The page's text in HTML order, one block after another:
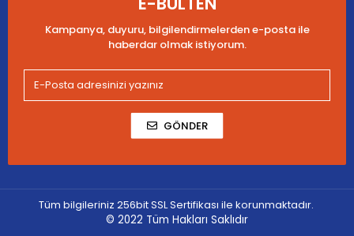
Kampanya, duyuru, bilgilendirmelerden e-posta ile
haberdar olmak istiyorum.
GÖNDER
Tüm bilgileriniz 256bit SSL Sertifikası ile korunmaktadır.
© 2022 Tüm Hakları Saklıdır